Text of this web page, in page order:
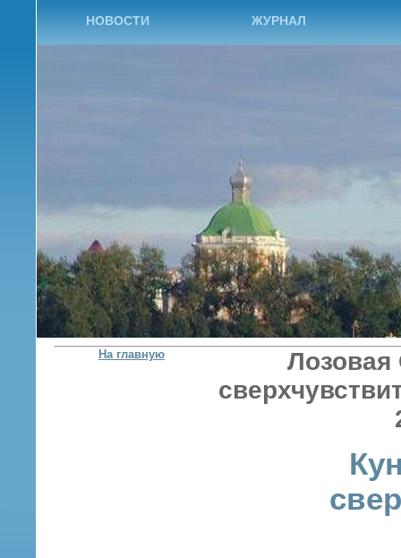
НОВОСТИ ЖУРНАЛ
На главную